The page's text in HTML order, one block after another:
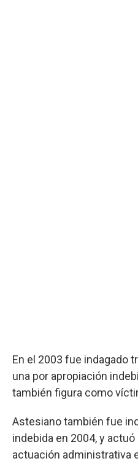
En el 2003 fue indagado
una por apropiación
también figura como
Astesiano también fue
indebida en 2004, y
actuación administrativa